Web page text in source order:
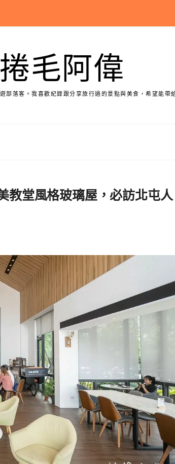
捲毛阿偉
部落客。我喜歡紀錄跟分享旅行過的景點與美食，希望能帶
教堂風格玻璃屋，必訪北屯人